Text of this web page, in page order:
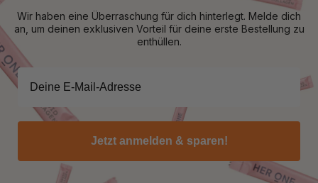
Wir haben eine Überraschung für dich hinterlegt. Melde dich
an, um deinen exklusiven Vorteil für deine erste Bestellung zu
enthüllen.
Jetzt anmelden & sparen!